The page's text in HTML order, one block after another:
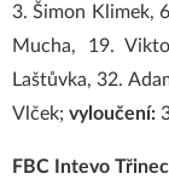
3. Šimon Klimek,
Mucha, 19.
Laštůvka, 32.
Vlček; vyloučení:
FBC Intevo